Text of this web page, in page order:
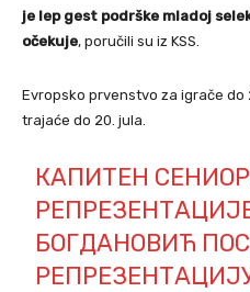
je lep gest podrške mladoj
očekuje, poručili su iz KSS.
Evropsko prvenstvo za igrače do
trajaće do 20. jula.
КАПИТЕН
БОГДАНОВИЋ